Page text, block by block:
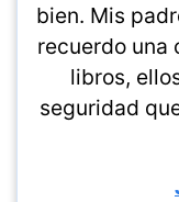
bien. Mis
recuerdo una
libros,
seguridad